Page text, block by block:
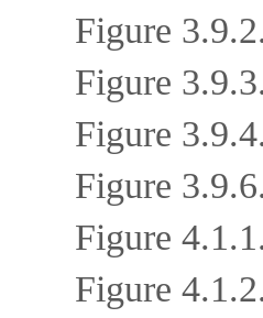
Figure
Figure
Figure
Figure
Figure
Figure